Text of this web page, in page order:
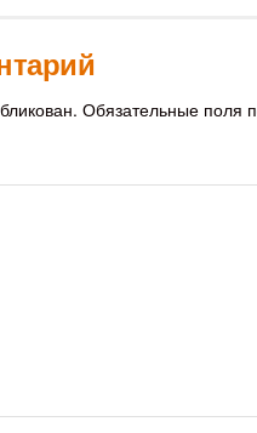
Обязательные поля